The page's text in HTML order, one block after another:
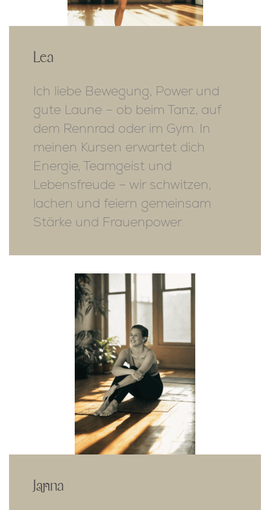
Lea
Ich liebe Bewegung, Power und
gute Laune – ob beim Tanz, auf
dem Rennrad oder im Gym. In
meinen Kursen erwartet dich
Energie, Teamgeist und
Lebensfreude – wir schwitzen,
lachen und feiern gemeinsam
Stärke und Frauenpower.
Janna